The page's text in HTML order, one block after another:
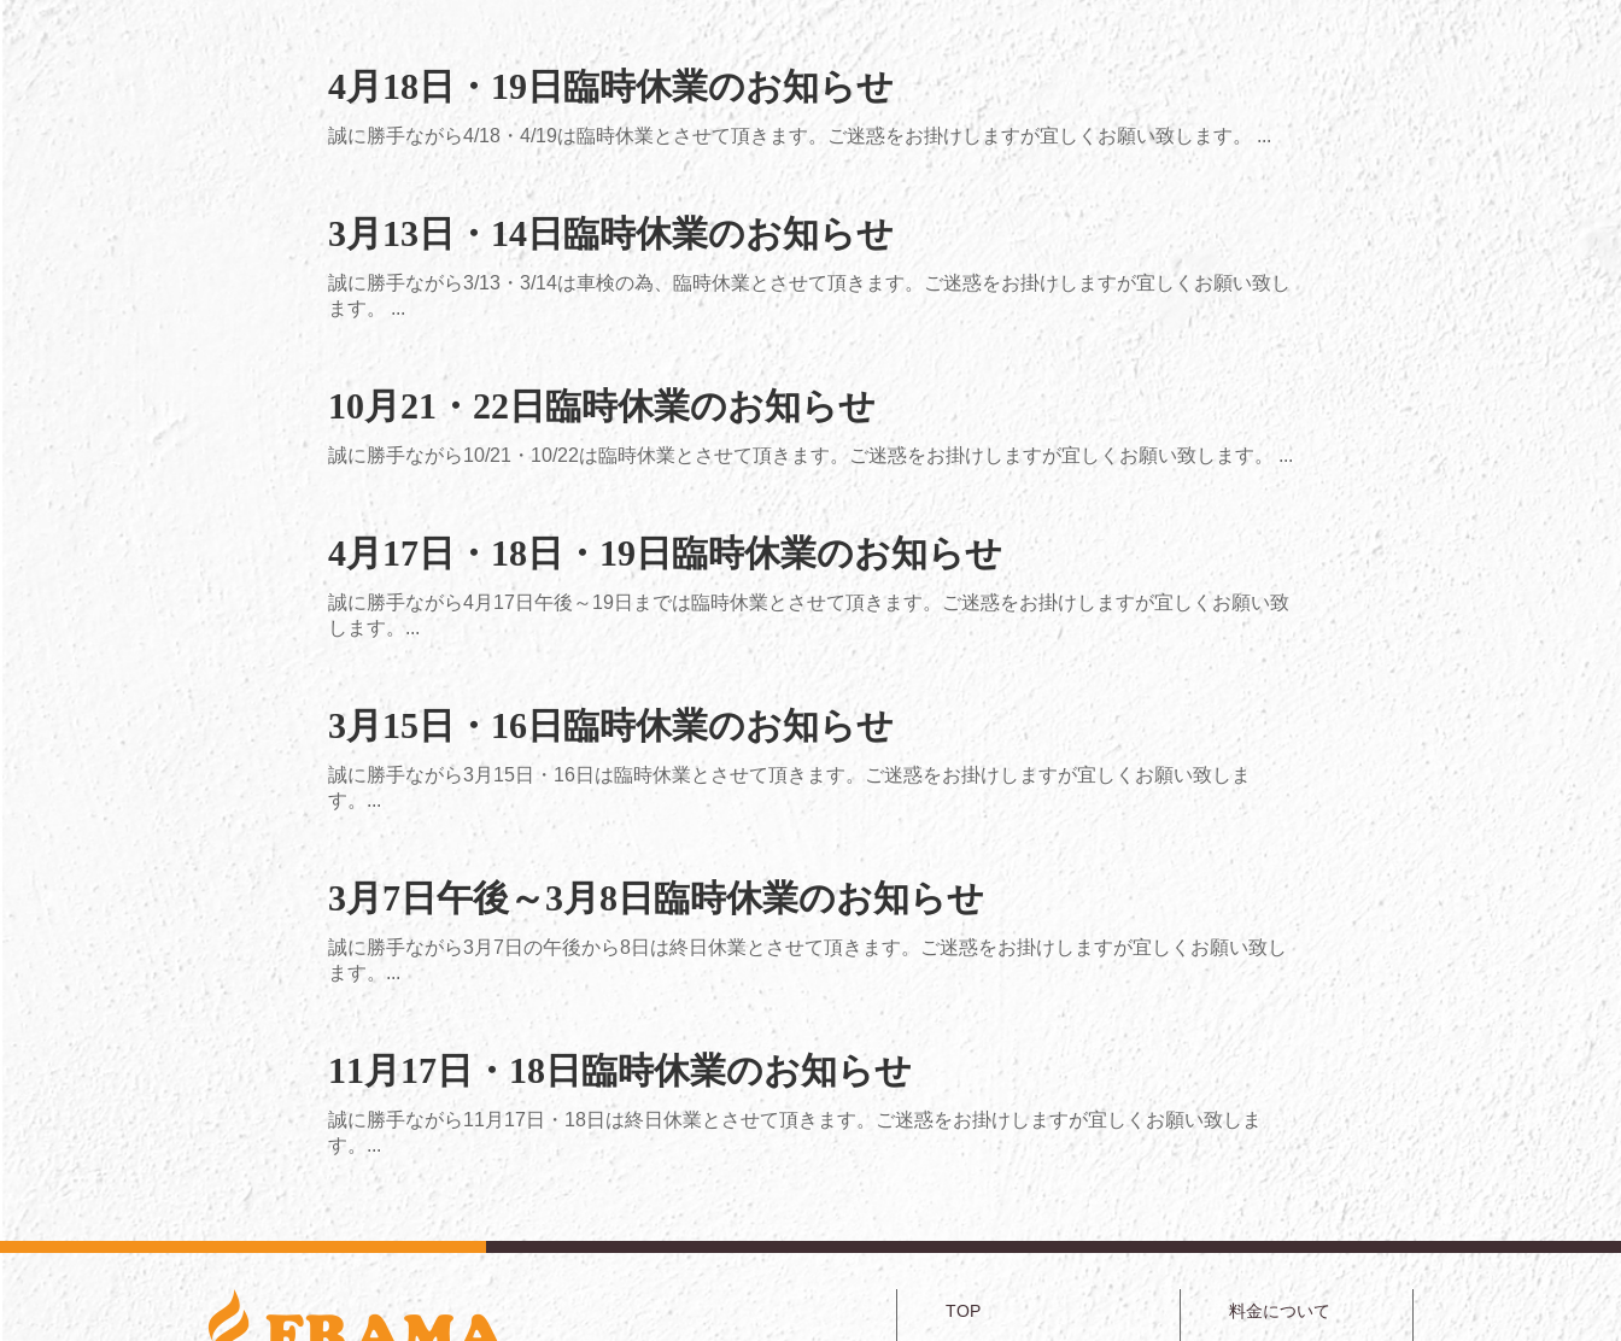
4月18日・19日臨時休業のお知らせ
誠に勝手ながら4/18・4/19は臨時休業とさせて頂きます。ご迷惑をお掛けしますが宜しくお願い致します。 ...
3月13日・14日臨時休業のお知らせ
誠に勝手ながら3/13・3/14は車検の為、臨時休業とさせて頂きます。ご迷惑をお掛けしますが宜しくお願い致し
ます。 ...
10月21・22日臨時休業のお知らせ
誠に勝手ながら10/21・10/22は臨時休業とさせて頂きます。ご迷惑をお掛けしますが宜しくお願い致します。 ...
4月17日・18日・19日臨時休業のお知らせ
誠に勝手ながら4月17日午後～19日までは臨時休業とさせて頂きます。ご迷惑をお掛けしますが宜しくお願い致
します。...
3月15日・16日臨時休業のお知らせ
誠に勝手ながら3月15日・16日は臨時休業とさせて頂きます。ご迷惑をお掛けしますが宜しくお願い致しま
す。...
3月7日午後～3月8日臨時休業のお知らせ
誠に勝手ながら3月7日の午後から8日は終日休業とさせて頂きます。ご迷惑をお掛けしますが宜しくお願い致し
ます。...
11月17日・18日臨時休業のお知らせ
誠に勝手ながら11月17日・18日は終日休業とさせて頂きます。ご迷惑をお掛けしますが宜しくお願い致しま
す。...
TOP 料金について